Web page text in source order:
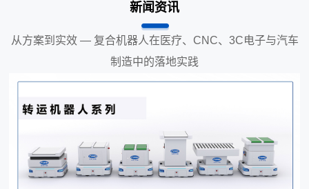
新闻资讯
从方案到实效 — 复合机器人在医疗、CNC、3C电子与汽车
制造中的落地实践